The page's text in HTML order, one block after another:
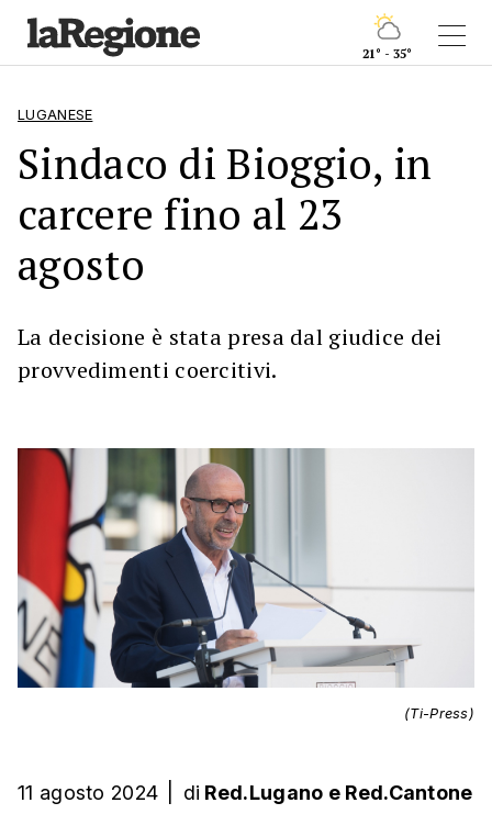
21° - 35°
LUGANESE
Sindaco di Bioggio, in
carcere fino al 23
agosto
La decisione è stata presa dal giudice dei
provvedimenti coercitivi.
(Ti-Press)
11 agosto 2024 di Red.Lugano e Red.Cantone